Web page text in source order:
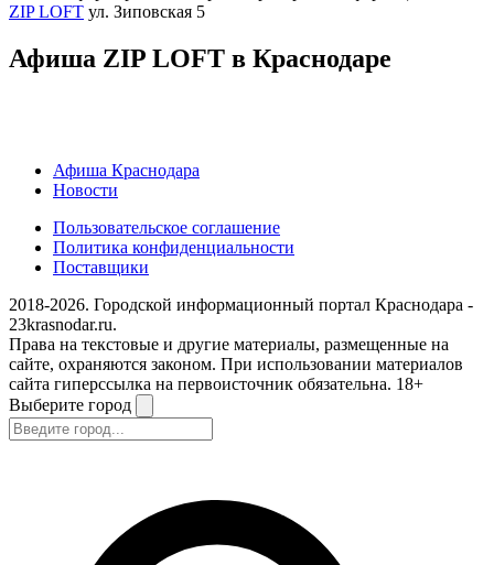
ZIP LOFT ул. Зиповская 5
Афиша ZIP LOFT в Краснодаре
Афиша Краснодара
Новости
Пользовательское соглашение
Политика конфиденциальности
Поставщики
2018-2026. Городской информационный портал Краснодара -
23krasnodar.ru.
Права на текстовые и другие материалы, размещенные на
сайте, охраняются законом. При использовании материалов
сайта гиперссылка на первоисточник обязательна. 18+
Выберите город